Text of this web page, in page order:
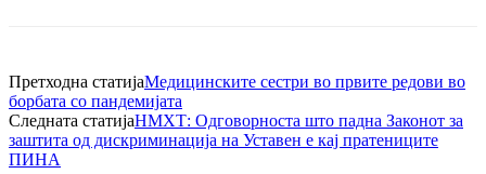
Претходна статијаМедицинските сестри во првите редови во
борбата со пандемијата
Следната статијаНМХТ: Одговорноста што падна Законот за
заштита од дискриминација на Уставен е кај пратениците
ПИНА